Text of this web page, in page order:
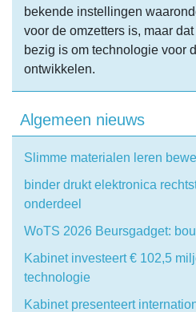
bekende instellingen
voor de omzetters is, maar
bezig is om technologie voor
ontwikkelen.
Algemeen nieuws
Slimme materialen leren
binder drukt elektronica
onderdeel
WoTS 2026 Beursgadget:
Kabinet investeert € 102,5
technologie
Kabinet presenteert